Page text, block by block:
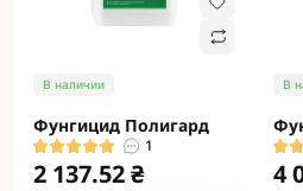
В наличии
Фунгицид Полигард
1
2 137.52 ₴
В
4